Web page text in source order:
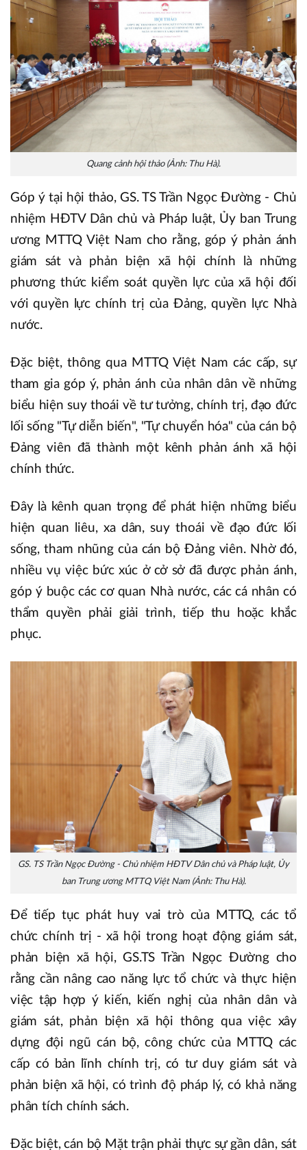
Quang cảnh hội thảo (Ảnh: Thu Hà).
Góp ý tại hội thảo, GS. TS Trần Ngọc Đường - Chủ
nhiệm HĐTV Dân chủ và Pháp luật, Ủy ban Trung
ương MTTQ Việt Nam cho rằng, góp ý phản ánh
giám sát và phản biện xã hội chính là những
phương thức kiểm soát quyền lực của xã hội đối
với quyền lực chính trị của Đảng, quyền lực Nhà
nước.
Đặc biệt, thông qua MTTQ Việt Nam các cấp, sự
tham gia góp ý, phản ánh của nhân dân về những
biểu hiện suy thoái về tư tưởng, chính trị, đạo đức
lối sống "Tự diễn biến", "Tự chuyển hóa" của cán bộ
Đảng viên đã thành một kênh phản ánh xã hội
chính thức.
Đây là kênh quan trọng để phát hiện những biểu
hiện quan liêu, xa dân, suy thoái về đạo đức lối
sống, tham nhũng của cán bộ Đảng viên. Nhờ đó,
nhiều vụ việc bức xúc ở cở sở đã được phản ánh,
góp ý buộc các cơ quan Nhà nước, các cá nhân có
thẩm quyền phải giải trình, tiếp thu hoặc khắc
phục.
GS. TS Trần Ngọc Đường - Chủ nhiệm HĐTV Dân chủ và Pháp luật, Ủy
ban Trung ương MTTQ Việt Nam (Ảnh: Thu Hà).
Để tiếp tục phát huy vai trò của MTTQ, các tổ
chức chính trị - xã hội trong hoạt động giám sát,
phản biện xã hội, GS.TS Trần Ngọc Đường cho
rằng cần nâng cao năng lực tổ chức và thực hiện
việc tập hợp ý kiến, kiến nghị của nhân dân và
giám sát, phản biện xã hội thông qua việc xây
dựng đội ngũ cán bộ, công chức của MTTQ các
cấp có bản lĩnh chính trị, có tư duy giám sát và
phản biện xã hội, có trình độ pháp lý, có khả năng
phân tích chính sách.
Đặc biệt, cán bộ Mặt trận phải thực sự gần dân, sát